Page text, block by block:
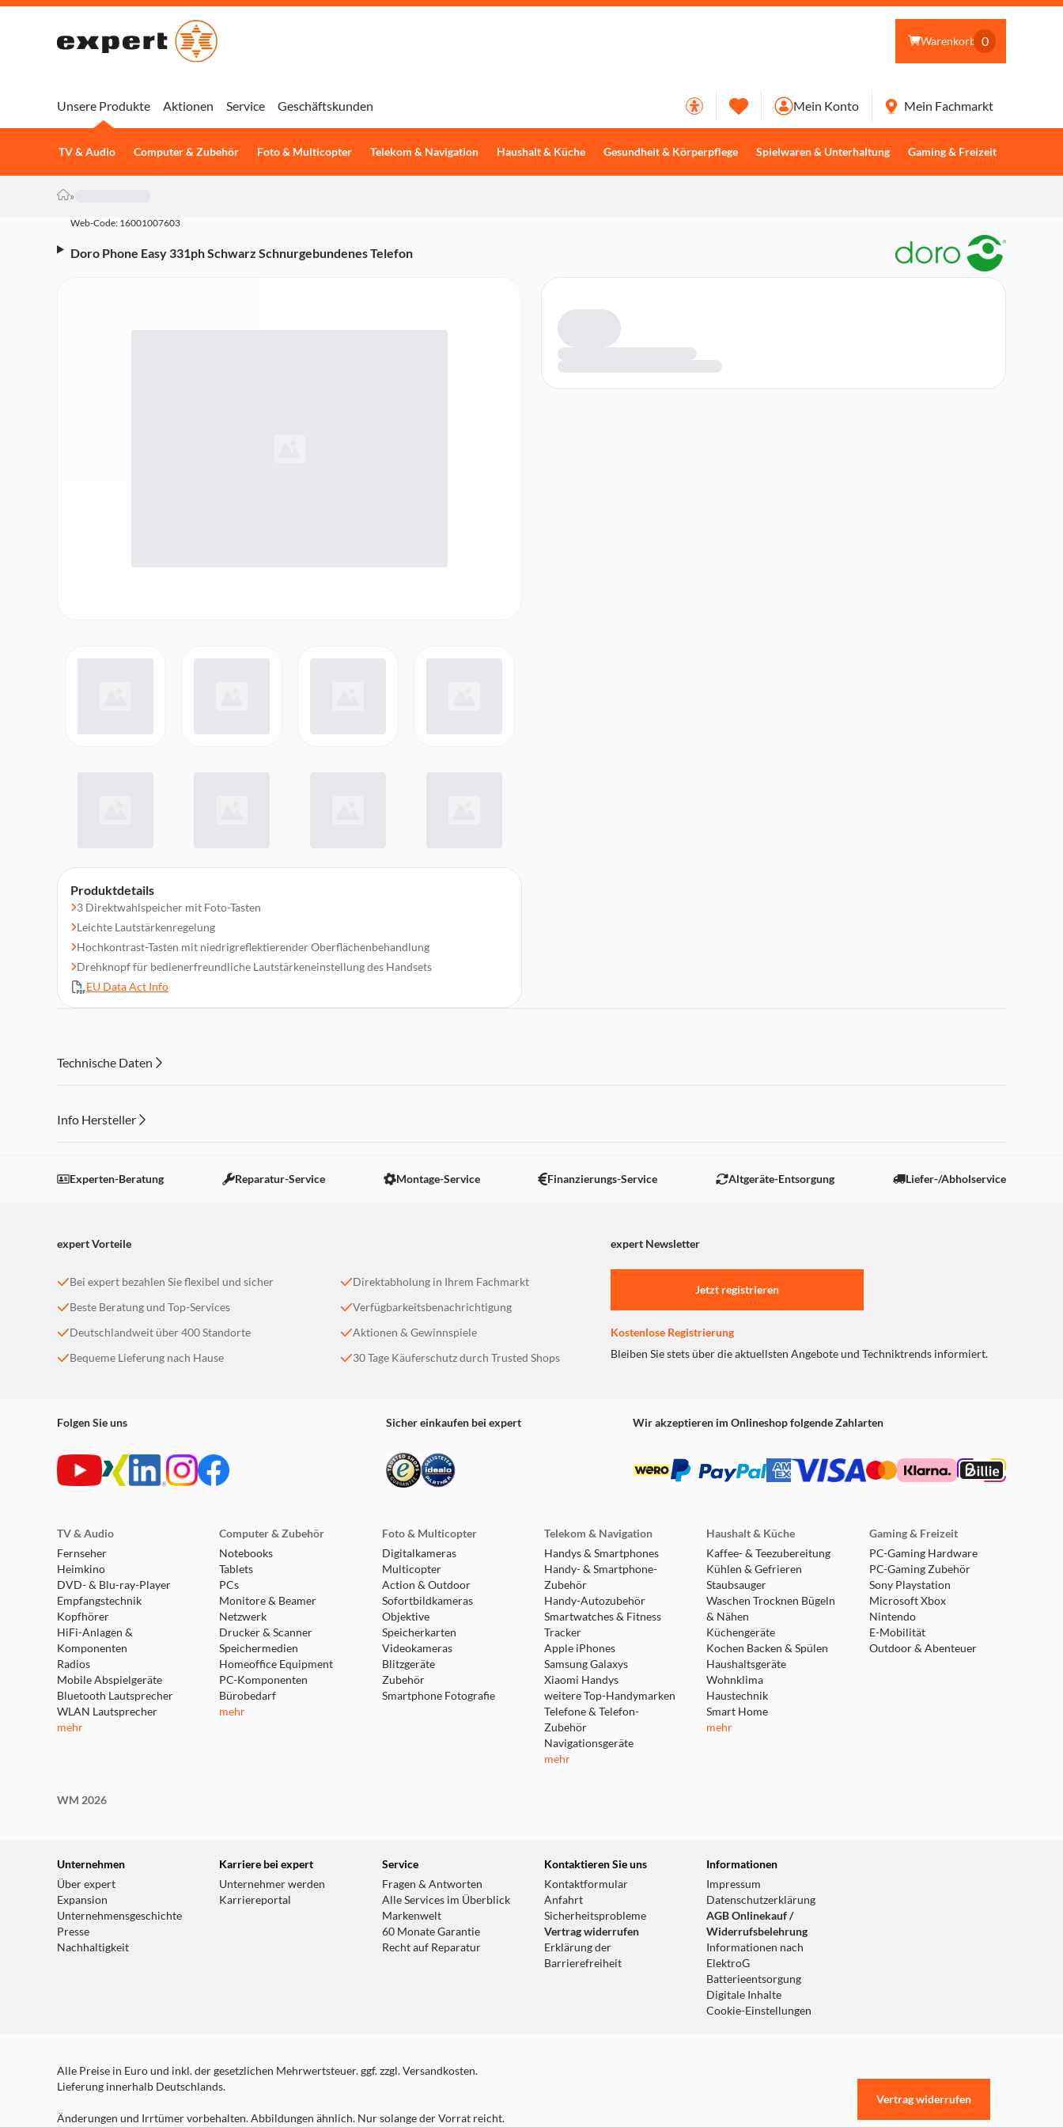
Warenkorb 0
Unsere Produkte
TV & Audio Computer & Zubehör Foto & Multicopter Telekom & Navigation Haushalt & Küche Gesundheit & Körperpflege Spielwaren & Unterhaltung Gaming & Freizeit
Aktionen Service Geschäftskunden Mein Konto Mein Fachmarkt
»
Web-Code: 16001007603
Doro Phone Easy 331ph Schwarz Schnurgebundenes Telefon
Produktdetails
3 Direktwahlspeicher mit Foto-Tasten
Leichte Lautstärkenregelung
Hochkontrast-Tasten mit niedrigreflektierender Oberflächenbehandlung
Drehknopf für bedienerfreundliche Lautstärkeneinstellung des Handsets
EU Data Act Info
Technische Daten
Info Hersteller
Einstellungen anpassen
Experten-Beratung Reparatur-Service Montage-Service Finanzierungs-Service Altgeräte-Entsorgung Liefer-/Abholservice
expert Vorteile expert Newsletter
Bei expert bezahlen Sie flexibel und sicher
Beste Beratung und Top-Services
Deutschlandweit über 400 Standorte
Bequeme Lieferung nach Hause
Direktabholung in Ihrem Fachmarkt
Verfügbarkeitsbenachrichtigung
Aktionen & Gewinnspiele
30 Tage Käuferschutz durch Trusted Shops
Jetzt registrieren
Kostenlose Registrierung
Bleiben Sie stets über die aktuellsten Angebote und Techniktrends informiert.
Folgen Sie uns Sicher einkaufen bei expert Wir akzeptieren im Onlineshop folgende Zahlarten
TV & Audio
Fernseher
Heimkino
DVD- & Blu-ray-Player
Empfangstechnik
Kopfhörer
HiFi-Anlagen &
Komponenten
Radios
Mobile Abspielgeräte
Bluetooth Lautsprecher
WLAN Lautsprecher
mehr
Computer & Zubehör
Notebooks
Tablets
PCs
Monitore & Beamer
Netzwerk
Drucker & Scanner
Speichermedien
Homeoffice Equipment
PC-Komponenten
Bürobedarf
mehr
Foto & Multicopter
Digitalkameras
Multicopter
Action & Outdoor
Sofortbildkameras
Objektive
Speicherkarten
Videokameras
Blitzgeräte
Zubehör
Smartphone Fotografie
Telekom & Navigation
Handys & Smartphones
Handy- & Smartphone-
Zubehör
Handy-Autozubehör
Smartwatches & Fitness
Tracker
Apple iPhones
Samsung Galaxys
Xiaomi Handys
weitere Top-Handymarken
Telefone & Telefon-
Zubehör
Navigationsgeräte
mehr
Haushalt & Küche
Kaffee- & Teezubereitung
Kühlen & Gefrieren
Staubsauger
Waschen Trocknen Bügeln
& Nähen
Küchengeräte
Kochen Backen & Spülen
Haushaltsgeräte
Wohnklima
Haustechnik
Smart Home
mehr
Gaming & Freizeit
PC-Gaming Hardware
PC-Gaming Zubehör
Sony Playstation
Microsoft Xbox
Nintendo
E-Mobilität
Outdoor & Abenteuer
WM 2026
Unternehmen
Über expert
Expansion
Unternehmensgeschichte
Presse
Nachhaltigkeit
Karriere bei expert
Unternehmer werden
Karriereportal
Service
Fragen & Antworten
Alle Services im Überblick
Markenwelt
60 Monate Garantie
Recht auf Reparatur
Kontaktieren Sie uns
Kontaktformular
Anfahrt
Sicherheitsprobleme
Vertrag widerrufen
Erklärung der
Barrierefreiheit
Informationen
Impressum
Datenschutzerklärung
AGB Onlinekauf /
Widerrufsbelehrung
Informationen nach
ElektroG
Batterieentsorgung
Digitale Inhalte
Cookie-Einstellungen
Alle Preise in Euro und inkl. der gesetzlichen Mehrwertsteuer. ggf. zzgl. Versandkosten.
Lieferung innerhalb Deutschlands.
Änderungen und Irrtümer vorbehalten. Abbildungen ähnlich. Nur solange der Vorrat reicht.
Vertrag widerrufen